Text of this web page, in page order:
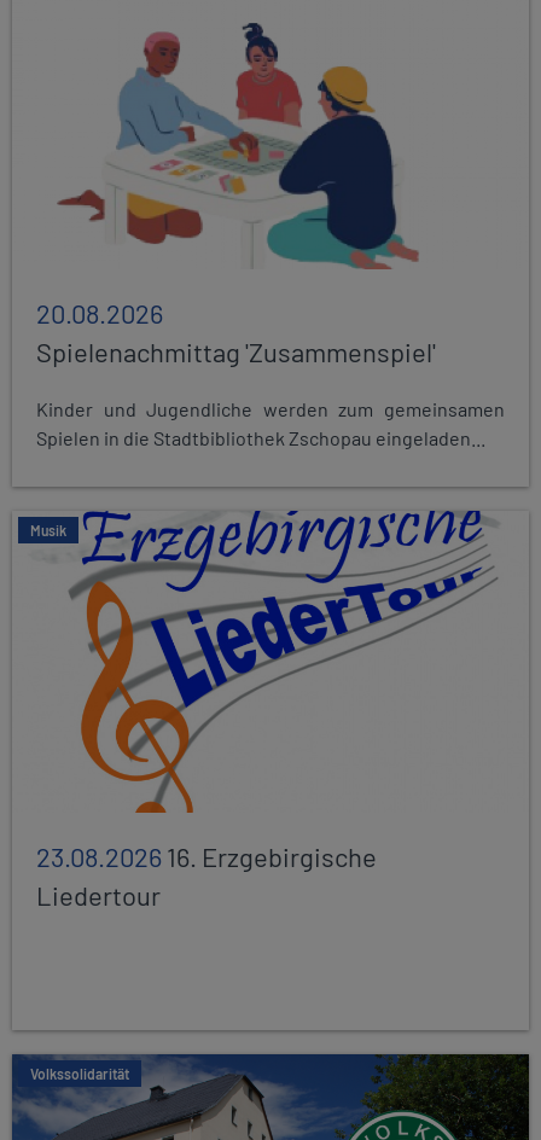
20.08.2026
Spielenachmittag 'Zusammenspiel'
Kinder und Jugendliche werden zum gemeinsamen
Spielen in die Stadtbibliothek Zschopau eingeladen...
Musik
23.08.202616. Erzgebirgische
Liedertour
Volkssolidarität